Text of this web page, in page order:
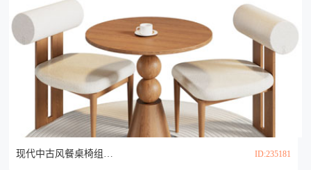
现代中古风餐桌椅组合3d模型 ID:235181